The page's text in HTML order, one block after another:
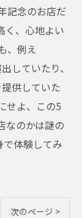
記念のお店だ
く、心地よい
、例え
していたり、
供していた
せよ、この5
なのかは謎の
で体験してみ
次のページ >